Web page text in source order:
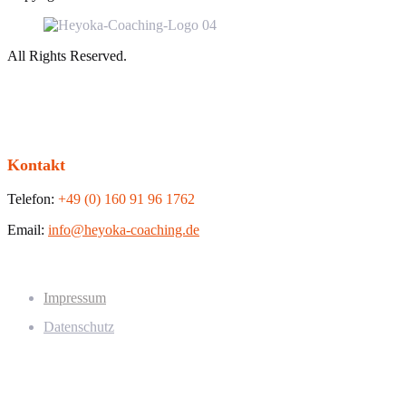
All Rights Reserved.
Kontakt
Telefon: +49 (0) 160 91 96 1762
Email: info@heyoka-coaching.de
Impressum
Datenschutz